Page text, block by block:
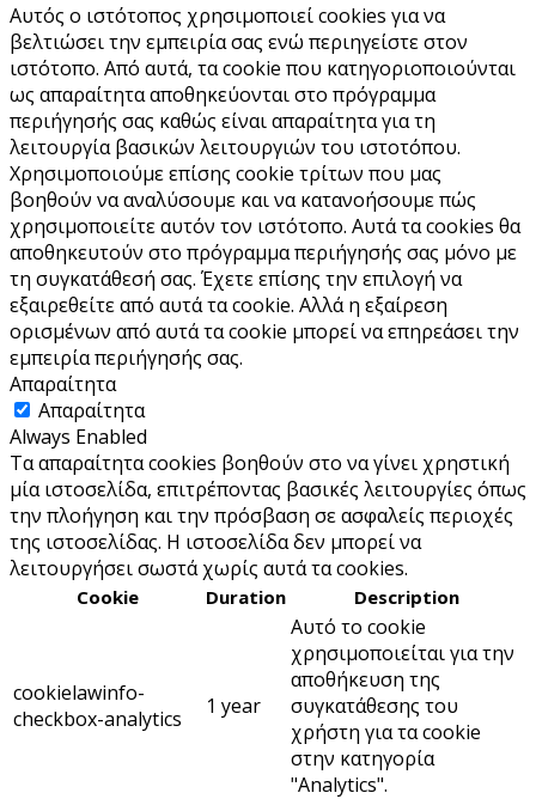
Αυτός ο ιστότοπος χρησιμοποιεί cookies για να
βελτιώσει την εμπειρία σας ενώ περιηγείστε στον
ιστότοπο. Από αυτά, τα cookie που κατηγοριοποιούνται
ως απαραίτητα αποθηκεύονται στο πρόγραμμα
περιήγησής σας καθώς είναι απαραίτητα για τη
λειτουργία βασικών λειτουργιών του ιστoτόπου.
Χρησιμοποιούμε επίσης cookie τρίτων που μας
βοηθούν να αναλύσουμε και να κατανοήσουμε πώς
χρησιμοποιείτε αυτόν τον ιστότοπο. Αυτά τα cookies θα
αποθηκευτούν στο πρόγραμμα περιήγησής σας μόνο με
τη συγκατάθεσή σας. Έχετε επίσης την επιλογή να
εξαιρεθείτε από αυτά τα cookie. Αλλά η εξαίρεση
ορισμένων από αυτά τα cookie μπορεί να επηρεάσει την
εμπειρία περιήγησής σας.
Απαραίτητα
Απαραίτητα
Always Enabled
Τα απαραίτητα cookies βοηθούν στο να γίνει χρηστική
μία ιστοσελίδα, επιτρέποντας βασικές λειτουργίες όπως
την πλοήγηση και την πρόσβαση σε ασφαλείς περιοχές
της ιστοσελίδας. Η ιστοσελίδα δεν μπορεί να
λειτουργήσει σωστά χωρίς αυτά τα cookies.
Cookie Duration Description
cookielawinfo-
checkbox-analytics
1 year
Αυτό το cookie
χρησιμοποιείται για την
αποθήκευση της
συγκατάθεσης του
χρήστη για τα cookie
στην κατηγορία
"Analytics".